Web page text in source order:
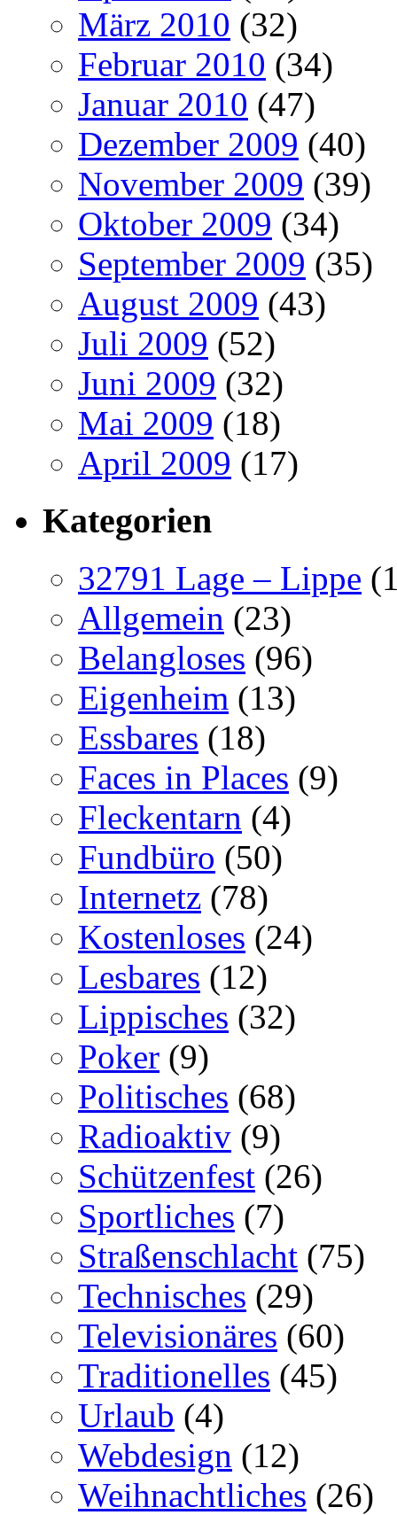
März 2010 (32)
Februar 2010 (34)
Januar 2010 (47)
Dezember 2009 (40)
November 2009 (39)
Oktober 2009 (34)
September 2009 (35)
August 2009 (43)
Juli 2009 (52)
Juni 2009 (32)
Mai 2009 (18)
April 2009 (17)
Kategorien
32791 Lage – Lippe
Allgemein (23)
Belangloses (96)
Eigenheim (13)
Essbares (18)
Faces in Places (9)
Fleckentarn (4)
Fundbüro (50)
Internetz (78)
Kostenloses (24)
Lesbares (12)
Lippisches (32)
Poker (9)
Politisches (68)
Radioaktiv (9)
Schützenfest (26)
Sportliches (7)
Straßenschlacht (75)
Technisches (29)
Televisionäres (60)
Traditionelles (45)
Urlaub (4)
Webdesign (12)
Weihnachtliches (26)